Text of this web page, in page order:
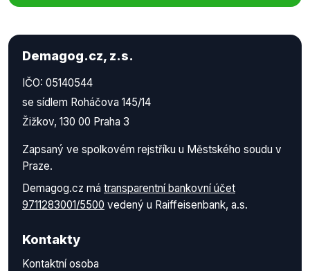
Demagog.cz, z.s.
IČO: 05140544
se sídlem Roháčova 145/14
Žižkov, 130 00 Praha 3
Zapsaný ve spolkovém rejstříku u Městského soudu v
Praze.
Demagog.cz má transparentní bankovní účet
9711283001/5500 vedený u Raiffeisenbank, a.s.
Kontakty
Kontaktní osoba